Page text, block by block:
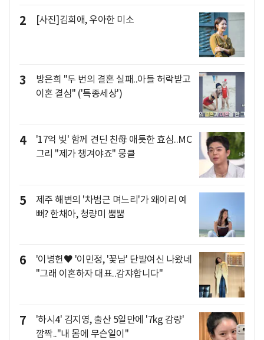
2 [사진]김희애, 우아한 미소
3
방은희 "두 번의 결혼 실패..아들 허락받고
이혼 결심" ('특종세상')
4
'17억 빚' 함께 견딘 친母 애틋한 효심..MC
그리 "제가 챙겨야죠" 뭉클
5
제주 해변의 '차범근 며느리'가 왜이리 예
뻐? 한채아, 청량미 뿜뿜
6
'이병헌♥ '이민정, '꽃남' 단발여신 나왔네
"그래 이혼하자 대표..감쟈합니다"
7
'하시4' 김지영, 출산 5일만에 '7kg 감량'
깜짝.."내 몸에 무슨일이"